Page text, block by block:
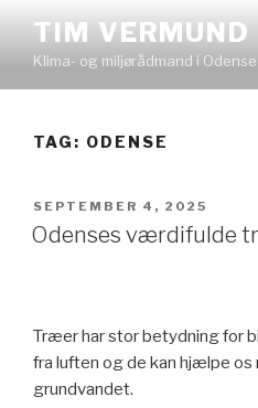
indhold
TIM VERMUND
Klima- og miljørådmand i Odense
TAG: ODENSE
UDGIVET
DEN
SEPTEMBER 4, 2025
Odenses værdifulde
Træer har stor betydning for
fra luften og de kan hjælpe
grundvandet.